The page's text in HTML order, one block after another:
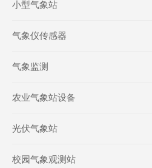
小型气象站
气象仪传感器
气象监测
农业气象站设备
光伏气象站
校园气象观测站